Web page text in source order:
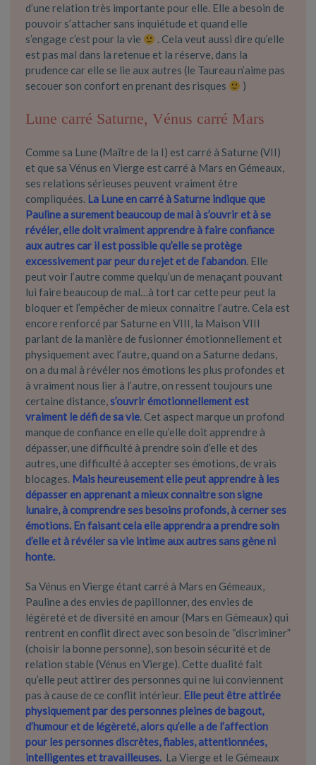
d’une relation très importante pour elle. Elle a besoin de
pouvoir s’attacher sans inquiétude et quand elle
s’engage c’est pour la vie
. Cela veut aussi dire qu’elle
est pas mal dans la retenue et la réserve, dans la
prudence car elle se lie aux autres (le Taureau n’aime pas
secouer son confort en prenant des risques
)
Lune carré Saturne, Vénus carré Mars
Comme sa Lune (Maître de la I) est carré à Saturne (VII)
et que sa Vénus en Vierge est carré à Mars en Gémeaux,
ses relations sérieuses peuvent vraiment être
compliquées. La Lune en carré à Saturne indique que
Pauline a surement beaucoup de mal à s’ouvrir et à se
révéler, elle doit vraiment apprendre à faire confiance
aux autres car il est possible qu’elle se protège
excessivement par peur du rejet et de l’abandon. Elle
peut voir l’autre comme quelqu’un de menaçant pouvant
lui faire beaucoup de mal…à tort car cette peur peut la
bloquer et l’empêcher de mieux connaitre l’autre. Cela est
encore renforcé par Saturne en VIII, la Maison VIII
parlant de la manière de fusionner émotionnellement et
physiquement avec l’autre, quand on a Saturne dedans,
on a du mal à révéler nos émotions les plus profondes et
à vraiment nous lier à l’autre, on ressent toujours une
certaine distance,s’ouvrir émotionnellement est
vraiment le défi de sa vie. Cet aspect marque un profond
manque de confiance en elle qu’elle doit apprendre à
dépasser, une difficulté à prendre soin d’elle et des
autres, une difficulté à accepter ses émotions, de vrais
blocages. Mais heureusement elle peut apprendre à les
dépasser en apprenant a mieux connaitre son signe
lunaire, à comprendre ses besoins profonds, à cerner ses
émotions. En faisant cela elle apprendra a prendre soin
d’elle et à révéler sa vie intime aux autres sans gène ni
honte.
Sa Vénus en Vierge étant carré à Mars en Gémeaux,
Pauline a des envies de papillonner, des envies de
légèreté et de diversité en amour (Mars en Gémeaux) qui
rentrent en conflit direct avec son besoin de “discriminer”
(choisir la bonne personne), son besoin sécurité et de
relation stable (Vénus en Vierge). Cette dualité fait
qu’elle peut attirer des personnes qui ne lui conviennent
pas à cause de ce conflit intérieur. Elle peut être attirée
physiquement par des personnes pleines de bagout,
d’humour et de légèreté, alors qu’elle a de l’affection
pour les personnes discrètes, fiables, attentionnées,
intelligentes et travailleuses. La Vierge et le Gémeaux